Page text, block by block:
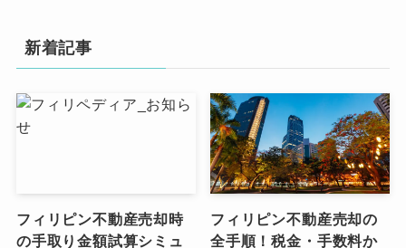
新着記事
フィリピン不動産売却時
の手取り金額試算シミュ
フィリピン不動産売却の
全手順！税金・手数料か